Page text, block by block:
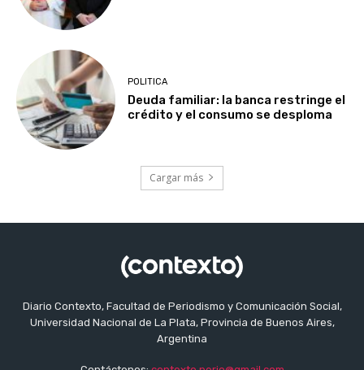
POLITICA
Deuda familiar: la banca restringe el
crédito y el consumo se desploma
Cargar más
Diario Contexto, Facultad de Periodismo y Comunicación Social,
Universidad Nacional de La Plata, Provincia de Buenos Aires,
Argentina